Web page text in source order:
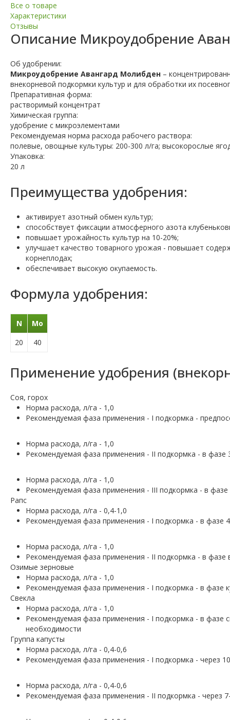
Все о товаре
Характеристики
Отзывы
Описание Микроудобрение
Об удобрении:
Микроудобрение Авангард Молибден –
внекорневой подкормки культур и для обработки их
Препаративная форма:
растворимый концентрат
Химическая группа:
удобрение с микроэлементами
Рекомендуемая норма расхода рабочего раствора:
полевые, овощные культуры: 200-300 л/га; высокорослые
Упаковка:
20 л
Преимущества удобрения:
активирует азотный обмен культур;
способствует фиксации атмосферного азота
повышает урожайность культур на 10-20%;
улучшает качество товарного урожая - повышает
корнеплодах;
обеспечивает высокую окупаемость.
Формула удобрения:
N
Mo
20
40
Применение удобрения
Соя, горох
Норма расхода, л/га - 1,0
Рекомендуемая фаза применения - І подкормка -
Норма расхода, л/га - 1,0
Рекомендуемая фаза применения - II подкормка - в фазе
Норма расхода, л/га - 1,0
Рекомендуемая фаза применения - III подкормка - в фазе
Рапс
Норма расхода, л/га - 0,4-1,0
Рекомендуемая фаза применения - І подкормка - в фазе
Норма расхода, л/га - 1,0
Рекомендуемая фаза применения - II подкормка - в фазе
Озимые зерновые
Норма расхода, л/га - 1,0
Рекомендуемая фаза применения - І подкормка - в фазе
Свекла
Норма расхода, л/га - 1,0
Рекомендуемая фаза применения - І подкормка - в фазе
необходимости
Группа капусты
Норма расхода, л/га - 0,4-0,6
Рекомендуемая фаза применения - І подкормка - через
Норма расхода, л/га - 0,4-0,6
Рекомендуемая фаза применения - II подкормка - через